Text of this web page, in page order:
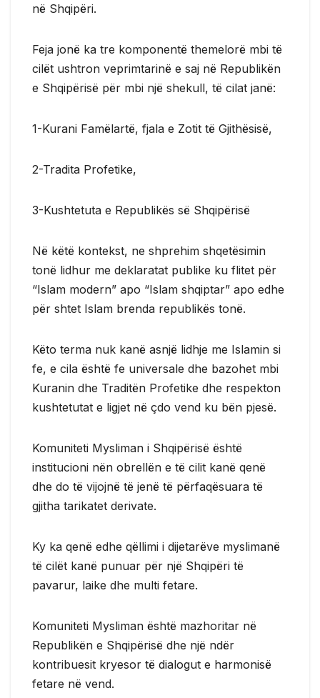
në Shqipëri.
Feja jonë ka tre komponentë themelorë mbi të
cilët ushtron veprimtarinë e saj në Republikën
e Shqipërisë për mbi një shekull, të cilat janë:
1-Kurani Famëlartë, fjala e Zotit të Gjithësisë,
2-Tradita Profetike,
3-Kushtetuta e Republikës së Shqipërisë
Në këtë kontekst, ne shprehim shqetësimin
tonë lidhur me deklaratat publike ku flitet për
“Islam modern” apo “Islam shqiptar” apo edhe
për shtet Islam brenda republikës tonë.
Këto terma nuk kanë asnjë lidhje me Islamin si
fe, e cila është fe universale dhe bazohet mbi
Kuranin dhe Traditën Profetike dhe respekton
kushtetutat e ligjet në çdo vend ku bën pjesë.
Komuniteti Mysliman i Shqipërisë është
institucioni nën obrellën e të cilit kanë qenë
dhe do të vijojnë të jenë të përfaqësuara të
gjitha tarikatet derivate.
Ky ka qenë edhe qëllimi i dijetarëve myslimanë
të cilët kanë punuar për një Shqipëri të
pavarur, laike dhe multi fetare.
Komuniteti Mysliman është mazhoritar në
Republikën e Shqipërisë dhe një ndër
kontribuesit kryesor të dialogut e harmonisë
fetare në vend.